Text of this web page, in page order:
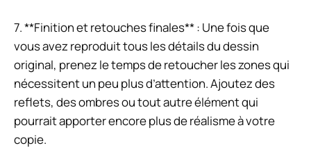
7. **Finition et retouches finales** : Une fois que
vous avez reproduit tous les détails du dessin
original, prenez le temps de retoucher les zones qui
nécessitent un peu plus d’attention. Ajoutez des
reflets, des ombres ou tout autre élément qui
pourrait apporter encore plus de réalisme à votre
copie.